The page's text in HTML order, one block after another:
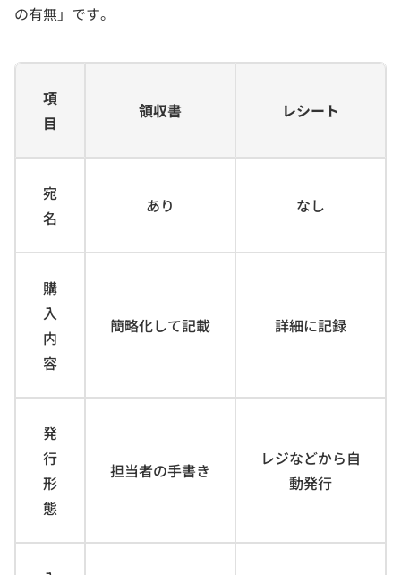
の有無」です。
項
目
領収書 レシート
宛
名
あり なし
購
入
内
容
簡略化して記載 詳細に記録
発
行
形
態
担当者の手書き
レジなどから自
動発行